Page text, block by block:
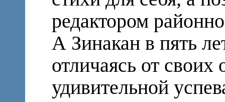
редактором
А Зинакан в пять
отличаясь от своих
удивительной